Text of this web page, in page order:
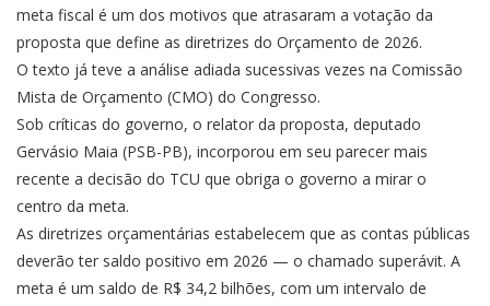
meta fiscal é um dos motivos que atrasaram a votação da
proposta que define as diretrizes do Orçamento de 2026.
O texto já teve a análise adiada sucessivas vezes na Comissão
Mista de Orçamento (CMO) do Congresso.
Sob críticas do governo, o relator da proposta, deputado
Gervásio Maia (PSB-PB), incorporou em seu parecer mais
recente a decisão do TCU que obriga o governo a mirar o
centro da meta.
As diretrizes orçamentárias estabelecem que as contas públicas
deverão ter saldo positivo em 2026 — o chamado superávit. A
meta é um saldo de R$ 34,2 bilhões, com um intervalo de